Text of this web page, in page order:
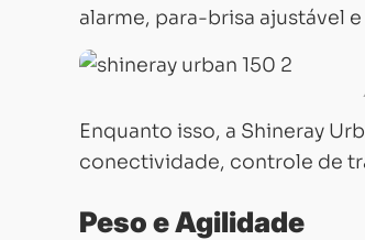
alarme, para-brisa ajustável
Enquanto isso, a Shineray
conectividade, controle de
Peso e Agilidade